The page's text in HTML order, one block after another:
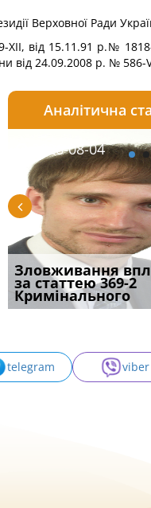
Верховної Ради
від 15.11.91 р.№
від 24.09.2008 p. № 586-
2026-08-06
Якщо суд встановив
відшкодування
наявніс
Аналітична
2026-08-04
Зловживання
за статтею 369-2
Кримінального
2026-08-05
Особливості
кримінальному
провадженні: я
telegram viber